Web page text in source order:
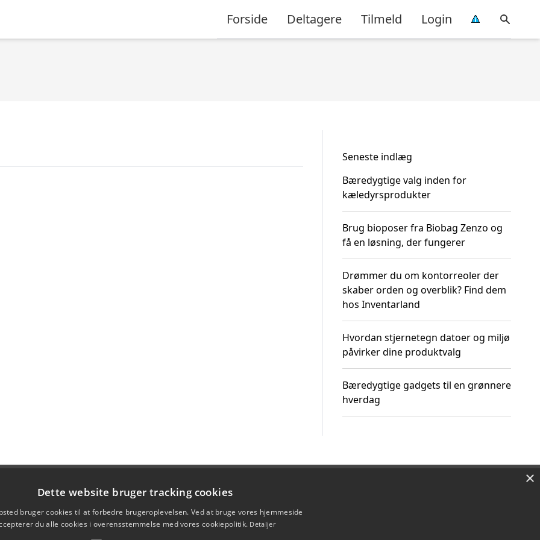
Forside Deltagere Tilmeld Login
Seneste indlæg
Bæredygtige valg inden for
kæledyrsprodukter
Brug bioposer fra Biobag Zenzo og
få en løsning, der fungerer
Drømmer du om kontorreoler der
skaber orden og overblik? Find dem
hos Inventarland
Hvordan stjernetegn datoer og miljø
påvirker dine produktvalg
Bæredygtige gadgets til en grønnere
hverdag
×
Dette website bruger tracking cookies
bruger cookies til at forbedre brugeroplevelsen. Ved at bruge vores hjemmeside
du alle cookies i overensstemmelse med vores cookiepolitik. Detaljer